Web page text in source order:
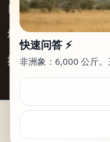
日常物品
地点
技术
© 2026 How